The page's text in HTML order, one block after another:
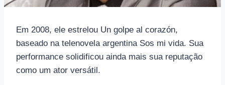
Em 2008, ele estrelou Un golpe al corazón,
baseado na telenovela argentina Sos mi vida. Sua
performance solidificou ainda mais sua reputação
como um ator versátil.